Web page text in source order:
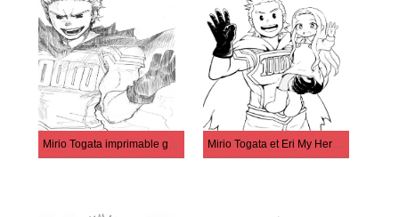
Mirio Togata imprimable gratuitement Mirio Togata et Eri My Hero Academia